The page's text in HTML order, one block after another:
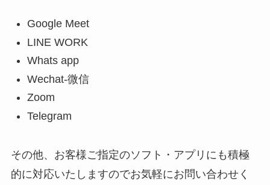
Google Meet
LINE WORK
Whats app
Wechat-微信
Zoom
Telegram
その他、お客様ご指定のソフト・アプリにも積極
的に対応いたしますのでお気軽にお問い合わせく